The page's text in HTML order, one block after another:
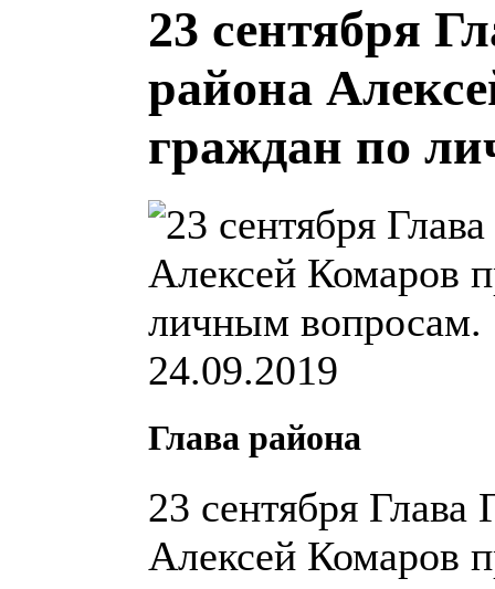
23 сентября
района
граждан по
24.09.2019
Глава района
23 сентября Глава
Алексей Комаров